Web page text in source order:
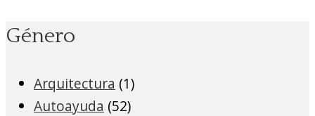
Género
Arquitectura (1)
Autoayuda (52)